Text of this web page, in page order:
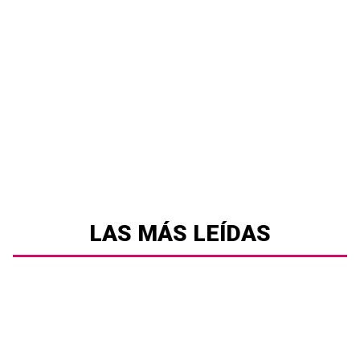
LAS MÁS LEÍDAS